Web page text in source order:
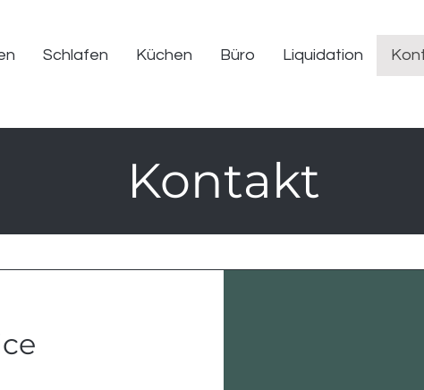
Schlafen Küchen Büro Liquidation
Kontakt